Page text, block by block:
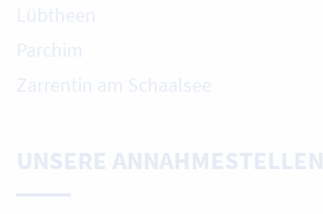
Lübtheen
Parchim
Zarrentin am Schaalsee
UNSERE ANNAHMESTELLEN